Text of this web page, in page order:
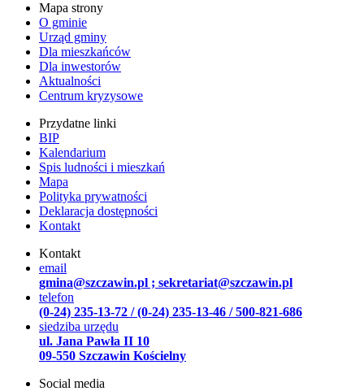
Mapa strony
O gminie
Urząd gminy
Dla mieszkańców
Dla inwestorów
Aktualności
Centrum kryzysowe
Przydatne linki
BIP
Kalendarium
Spis ludności i mieszkań
Mapa
Polityka prywatności
Deklaracja dostępności
Kontakt
Kontakt
email
gmina@szczawin.pl ; sekretariat@szczawin.pl
telefon
(0-24) 235-13-72 / (0-24) 235-13-46 / 500-821-686
siedziba urzędu
ul. Jana Pawła II 10
09-550 Szczawin Kościelny
Social media